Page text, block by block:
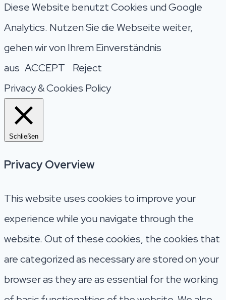
Diese Website benutzt Cookies und Google
Analytics. Nutzen Sie die Webseite weiter,
gehen wir von Ihrem Einverständnis
aus ACCEPT
Reject
Privacy & Cookies Policy
Schließen
Privacy Overview
This website uses cookies to improve your
experience while you navigate through the
website. Out of these cookies, the cookies that
are categorized as necessary are stored on your
browser as they are as essential for the working